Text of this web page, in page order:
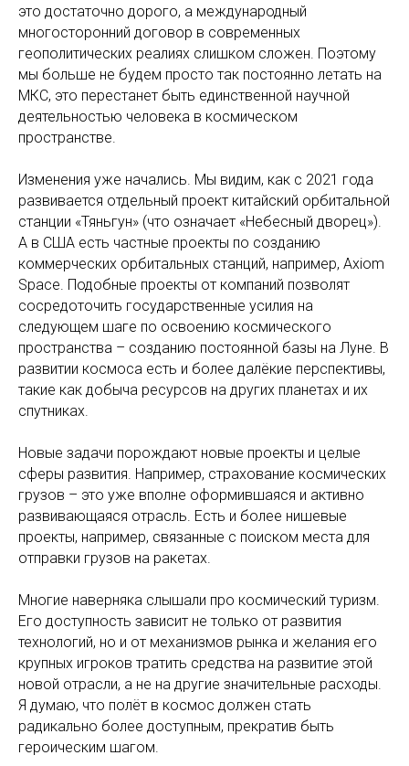
это достаточно дорого, а международный
многосторонний договор в современных
геополитических реалиях слишком сложен. Поэтому
мы больше не будем просто так постоянно летать на
МКС, это перестанет быть единственной научной
деятельностью человека в космическом
пространстве.
Изменения уже начались. Мы видим, как с 2021 года
развивается отдельный проект китайский орбитальной
станции «Тяньгун» (что означает «Небесный дворец»).
А в США есть частные проекты по созданию
коммерческих орбитальных станций, например, Axiom
Space. Подобные проекты от компаний позволят
сосредоточить государственные усилия на
следующем шаге по освоению космического
пространства – созданию постоянной базы на Луне. В
развитии космоса есть и более далёкие перспективы,
такие как добыча ресурсов на других планетах и их
спутниках.
Новые задачи порождают новые проекты и целые
сферы развития. Например, страхование космических
грузов – это уже вполне оформившаяся и активно
развивающаяся отрасль. Есть и более нишевые
проекты, например, связанные с поиском места для
отправки грузов на ракетах.
Многие наверняка слышали про космический туризм.
Его доступность зависит не только от развития
технологий, но и от механизмов рынка и желания его
крупных игроков тратить средства на развитие этой
новой отрасли, а не на другие значительные расходы.
Я думаю, что полёт в космос должен стать
радикально более доступным, прекратив быть
героическим шагом.